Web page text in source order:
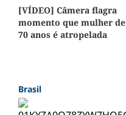
[VÍDEO] Câmera flagra
momento que mulher de
70 anos é atropelada
Brasil